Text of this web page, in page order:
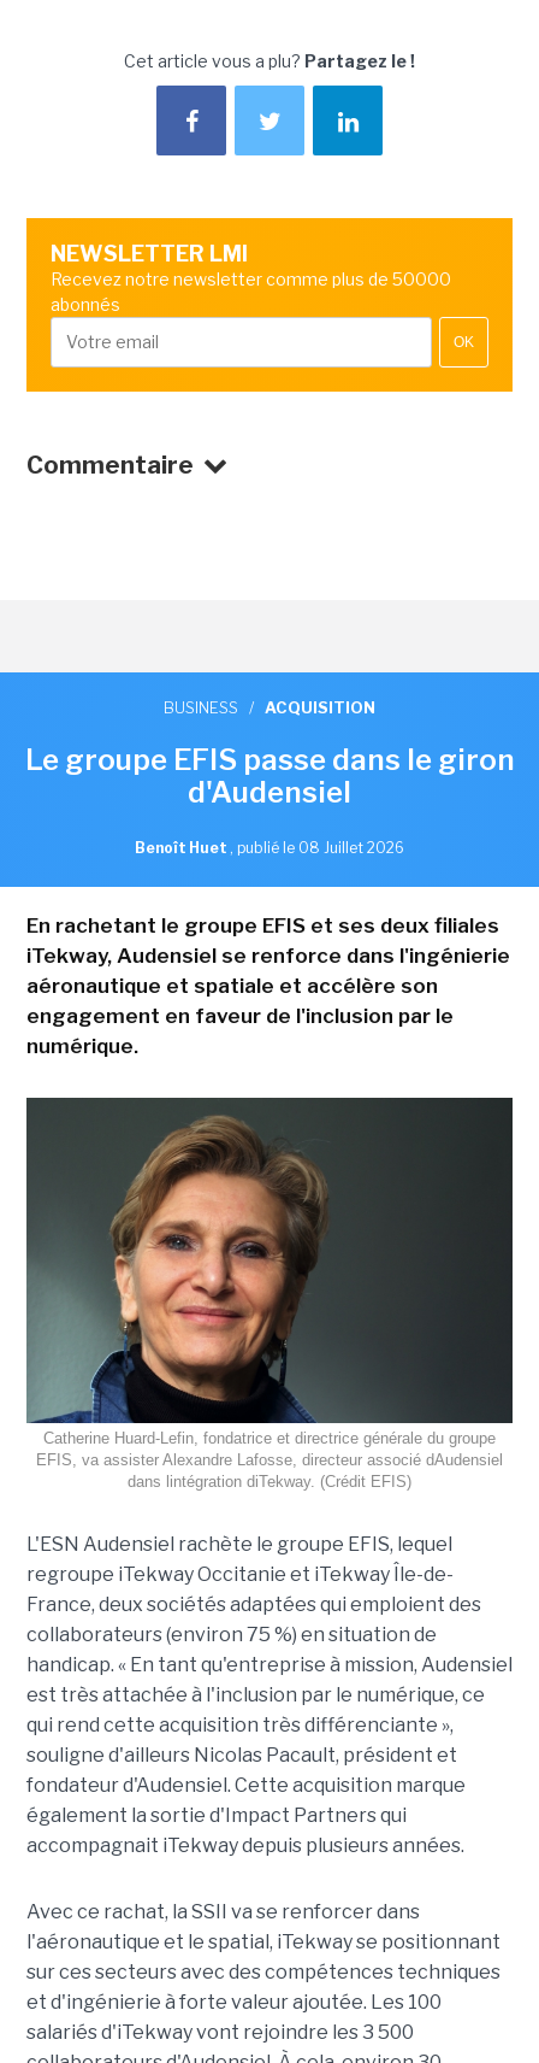
Cet article vous a plu? Partagez le !
NEWSLETTER LMI
Recevez notre newsletter comme plus de 50000
abonnés
OK
Commentaire
BUSINESS / ACQUISITION
Le groupe EFIS passe dans le giron
d'Audensiel
Benoît Huet , publié le 08 Juillet 2026
En rachetant le groupe EFIS et ses deux filiales
iTekway, Audensiel se renforce dans l'ingénierie
aéronautique et spatiale et accélère son
engagement en faveur de l'inclusion par le
numérique.
Catherine Huard-Lefin, fondatrice et directrice générale du groupe
EFIS, va assister Alexandre Lafosse, directeur associé dAudensiel
dans lintégration diTekway. (Crédit EFIS)
L'ESN Audensiel rachète le groupe EFIS, lequel
regroupe iTekway Occitanie et iTekway Île-de-
France, deux sociétés adaptées qui emploient des
collaborateurs (environ 75 %) en situation de
handicap. « En tant qu'entreprise à mission, Audensiel
est très attachée à l'inclusion par le numérique, ce
qui rend cette acquisition très différenciante »,
souligne d'ailleurs Nicolas Pacault, président et
fondateur d'Audensiel. Cette acquisition marque
également la sortie d'Impact Partners qui
accompagnait iTekway depuis plusieurs années.
Avec ce rachat, la SSII va se renforcer dans
l'aéronautique et le spatial, iTekway se positionnant
sur ces secteurs avec des compétences techniques
et d'ingénierie à forte valeur ajoutée. Les 100
salariés d'iTekway vont rejoindre les 3 500